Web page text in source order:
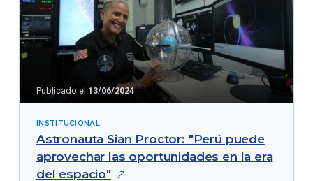
Publicado el 13/06/2024
INSTITUCIONAL
Astronauta Sian Proctor: "Perú puede
aprovechar las oportunidades en la era
del espacio"